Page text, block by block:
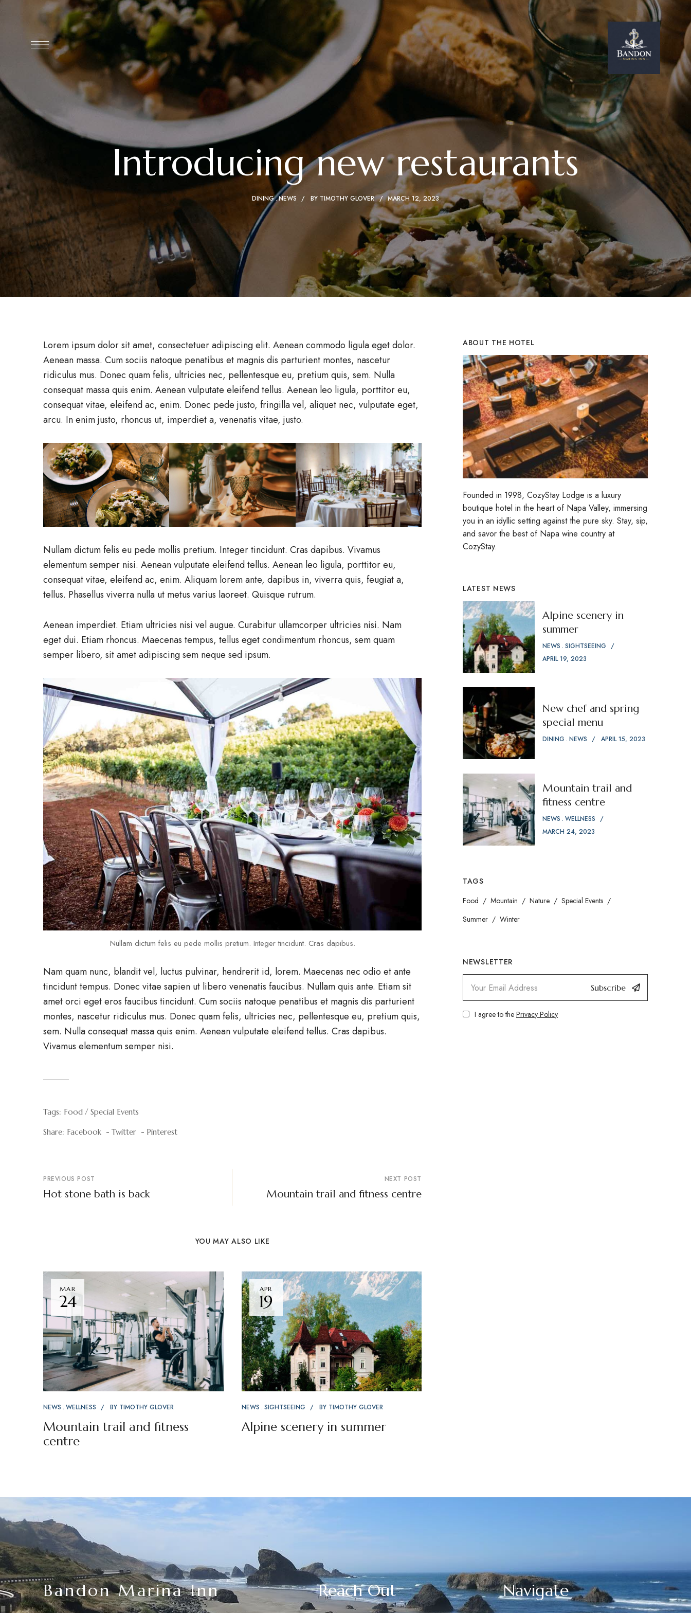
Introducing new restaurants
DINING NEWS BY TIMOTHY GLOVER MARCH 12, 2023
Lorem ipsum dolor sit amet, consectetuer adipiscing elit. Aenean commodo ligula eget dolor.
Aenean massa. Cum sociis natoque penatibus et magnis dis parturient montes, nascetur
ridiculus mus. Donec quam felis, ultricies nec, pellentesque eu, pretium quis, sem. Nulla
consequat massa quis enim. Aenean vulputate eleifend tellus. Aenean leo ligula, porttitor eu,
consequat vitae, eleifend ac, enim. Donec pede justo, fringilla vel, aliquet nec, vulputate eget,
arcu. In enim justo, rhoncus ut, imperdiet a, venenatis vitae, justo.
Nullam dictum felis eu pede mollis pretium. Integer tincidunt. Cras dapibus. Vivamus
elementum semper nisi. Aenean vulputate eleifend tellus. Aenean leo ligula, porttitor eu,
consequat vitae, eleifend ac, enim. Aliquam lorem ante, dapibus in, viverra quis, feugiat a,
tellus. Phasellus viverra nulla ut metus varius laoreet. Quisque rutrum.
Aenean imperdiet. Etiam ultricies nisi vel augue. Curabitur ullamcorper ultricies nisi. Nam
eget dui. Etiam rhoncus. Maecenas tempus, tellus eget condimentum rhoncus, sem quam
semper libero, sit amet adipiscing sem neque sed ipsum.
Nullam dictum felis eu pede mollis pretium. Integer tincidunt. Cras dapibus.
Nam quam nunc, blandit vel, luctus pulvinar, hendrerit id, lorem. Maecenas nec odio et ante
tincidunt tempus. Donec vitae sapien ut libero venenatis faucibus. Nullam quis ante. Etiam sit
amet orci eget eros faucibus tincidunt. Cum sociis natoque penatibus et magnis dis parturient
montes, nascetur ridiculus mus. Donec quam felis, ultricies nec, pellentesque eu, pretium quis,
sem. Nulla consequat massa quis enim. Aenean vulputate eleifend tellus. Cras dapibus.
Vivamus elementum semper nisi.
Tags: Food Special Events
Share: Facebook Twitter Pinterest
PREVIOUS POST
Hot stone bath is back
NEXT POST
Mountain trail and fitness centre
YOU MAY ALSO LIKE
MAR
24
NEWS WELLNESS BY TIMOTHY GLOVER
Mountain trail and fitness
centre
APR
19
NEWS SIGHTSEEING BY TIMOTHY GLOVER
Alpine scenery in summer
ABOUT THE HOTEL
Founded in 1998, CozyStay Lodge is a luxury
boutique hotel in the heart of Napa Valley, immersing
you in an idyllic setting against the pure sky. Stay, sip,
and savor the best of Napa wine country at
CozyStay.
LATEST NEWS
Alpine scenery in
summer
NEWS SIGHTSEEING
APRIL 19, 2023
New chef and spring
special menu
DINING NEWS APRIL 15, 2023
Mountain trail and
fitness centre
NEWS WELLNESS
MARCH 24, 2023
TAGS
Food
Mountain Nature
Special Events
Summer
Winter
NEWSLETTER
Subscribe
I agree to the Privacy Policy
Bandon Marina Inn Reach Out Navigate